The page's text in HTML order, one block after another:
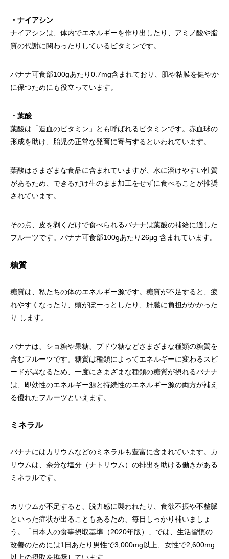
・ナイアシン
ナイアシンは、体内でエネルギーを作り出したり、アミノ酸や脂
質の代謝に関わったりしているビタミンです。
バナナ可食部100gあたり0.7mg含まれており、肌や粘膜を健やか
に保つためにも役立っています。
・葉酸
葉酸は「造血のビタミン」とも呼ばれるビタミンです。赤血球の
形成を助け、胎児の正常な発育に寄与するといわれています。
葉酸はさまざまな食品に含まれていますが、水に溶けやすい性質
があるため、できるだけ生のまま加工をせずに食べることが推奨
されています。
その点、皮を剥くだけで食べられるバナナは葉酸の補給に適した
フルーツです。バナナ可食部100gあたり26μg 含まれています。
糖質
糖質は、私たちの体のエネルギー源です。糖質が不足すると、疲
れやすくなったり、頭がぼーっとしたり、肝臓に負担がかかった
り します。
バナナは、ショ糖や果糖、ブドウ糖などさまざまな種類の糖質を
含むフルーツです。糖質は種類によってエネルギーに変わるスピ
ードが異なるため、一度にさまざまな種類の糖質が摂れるバナナ
は、即効性のエネルギー源と持続性のエネルギー源の両方が補え
る優れたフルーツといえます。
ミネラル
バナナにはカリウムなどのミネラルも豊富に含まれています。カ
リウムは、余分な塩分（ナトリウム）の排出を助ける働きがある
ミネラルです。
カリウムが不足すると、脱力感に襲われたり、食欲不振や不整脈
といった症状が出ることもあるため、毎日しっかり補いましょ
う。「日本人の食事摂取基準（2020年版）」では、生活習慣の
改善のためには1日あたり男性で3,000mg以上、女性で2,600mg